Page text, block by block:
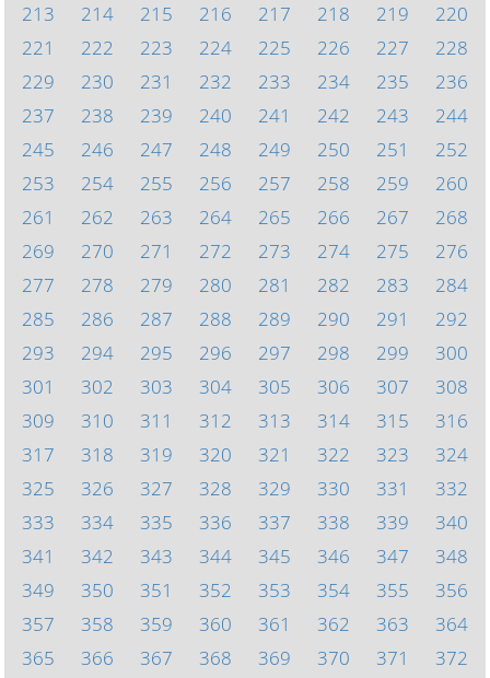
213
214 215 216 217 218 219
220
221
222 223 224 225 226 227
228
229
230 231 232 233 234 235
236
237
238 239 240 241 242 243
244
245
246 247 248 249 250 251
252
253
254 255 256 257 258 259
260
261
262 263 264 265 266 267
268
269
270 271 272 273 274 275
276
277
278 279 280 281 282 283
284
285
286 287 288 289 290 291
292
293
294 295 296 297 298 299
300
301
302 303 304 305 306 307
308
309
310 311 312 313 314 315
316
317
318 319 320 321 322 323
324
325
326 327 328 329 330 331
332
333
334 335 336 337 338 339
340
341
342 343 344 345 346 347
348
349
350 351 352 353 354 355
356
357
358 359 360 361 362 363
364
365
366 367 368 369 370 371 372